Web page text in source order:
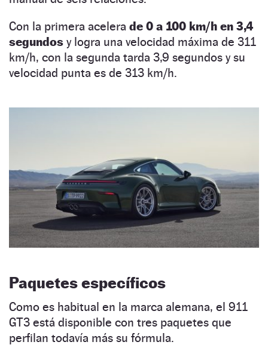
Con la primera acelera de 0 a 100 km/h en 3,4
segundos y logra una velocidad máxima de 311
km/h, con la segunda tarda 3,9 segundos y su
velocidad punta es de 313 km/h.
Paquetes específicos
Como es habitual en la marca alemana, el 911
GT3 está disponible con tres paquetes que
perfilan todavía más su fórmula.